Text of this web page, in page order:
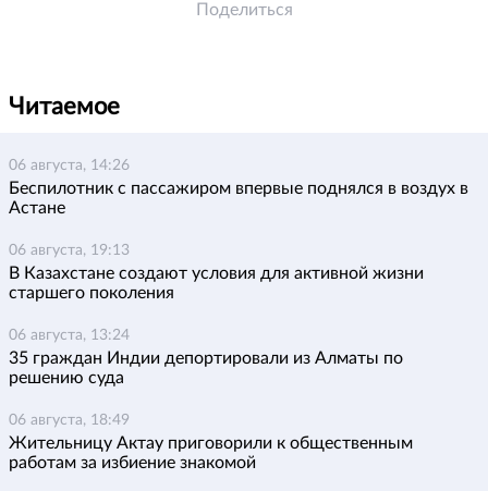
Поделиться
Читаемое
06 августа, 14:26
Беспилотник с пассажиром впервые поднялся в воздух в
Астане
06 августа, 19:13
В Казахстане создают условия для активной жизни
старшего поколения
06 августа, 13:24
35 граждан Индии депортировали из Алматы по
решению суда
06 августа, 18:49
Жительницу Актау приговорили к общественным
работам за избиение знакомой